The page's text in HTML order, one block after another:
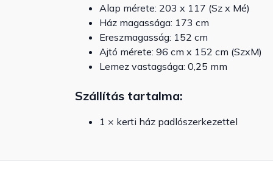
Alap mérete: 203 x 117 (Sz x Mé)
Ház magassága: 173 cm
Ereszmagasság: 152 cm
Ajtó mérete: 96 cm x 152 cm (SzxM)
Lemez vastagsága: 0,25 mm
Szállítás tartalma:
1 × kerti ház padlószerkezettel